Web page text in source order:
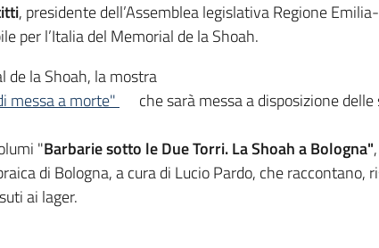
, presidente dell’Assemblea legislativa Regione
per l’Italia del Memorial de la Shoah.
de la Shoah, la mostra
messa a morte"
che sarà messa a disposizione
"Barbarie sotto le Due Torri. La Shoah a Bologna"
di Bologna, a cura di Lucio Pardo, che raccontano,
ai lager.